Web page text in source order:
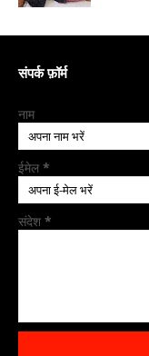
संपर्क फ़ॉर्म
नाम
ईमेल *
संदेश *